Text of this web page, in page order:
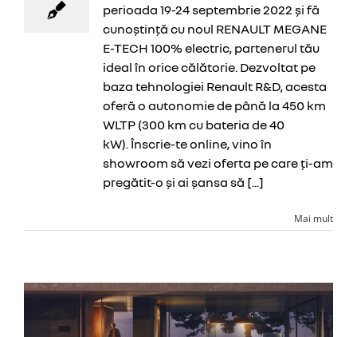
perioada 19-24 septembrie 2022 și fă
cunoștință cu noul RENAULT MEGANE
E-TECH 100% electric, partenerul tău
ideal în orice călătorie. Dezvoltat pe
baza tehnologiei Renault R&D, acesta
oferă o autonomie de până la 450 km
WLTP (300 km cu bateria de 40
kW). Înscrie-te online, vino în
showroom să vezi oferta pe care ți-am
pregătit-o şi ai șansa să [...]
Mai mult